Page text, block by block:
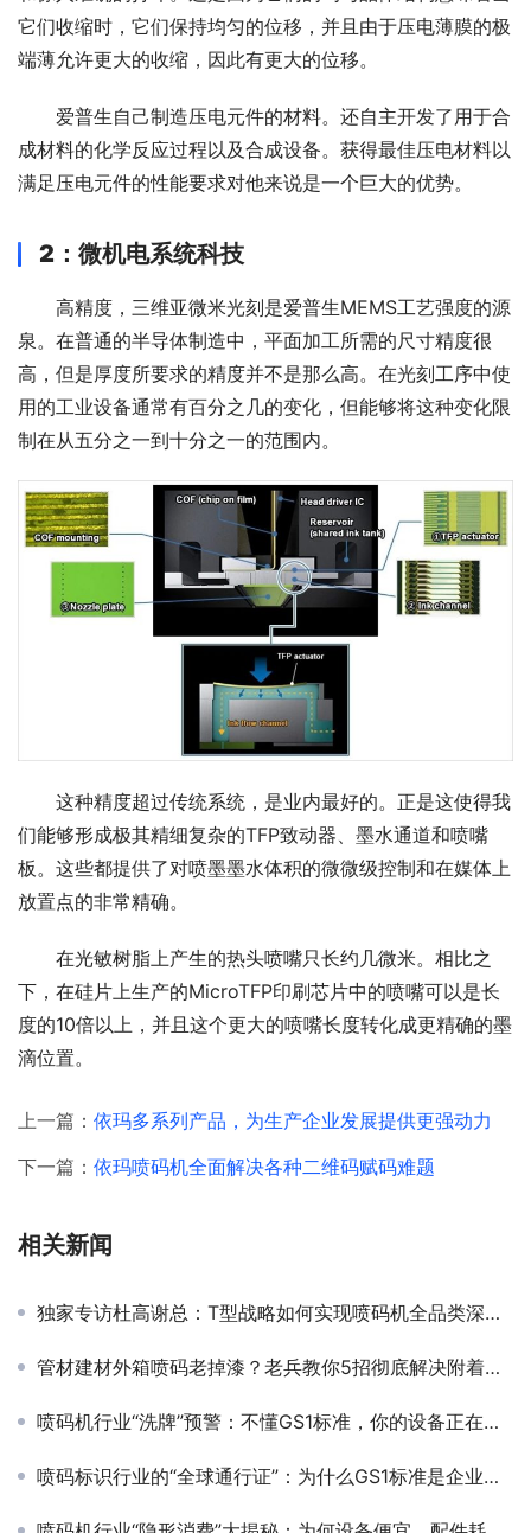
它们收缩时，它们保持均匀的位移，并且由于压电薄膜的极
端薄允许更大的收缩，因此有更大的位移。
爱普生自己制造压电元件的材料。还自主开发了用于合
成材料的化学反应过程以及合成设备。获得最佳压电材料以
满足压电元件的性能要求对他来说是一个巨大的优势。
2 ：微机电系统科技
高精度，三维亚微米光刻是爱普生MEMS工艺强度的源
泉。在普通的半导体制造中，平面加工所需的尺寸精度很
高，但是厚度所要求的精度并不是那么高。在光刻工序中使
用的工业设备通常有百分之几的变化，但能够将这种变化限
制在从五分之一到十分之一的范围内。
这种精度超过传统系统，是业内最好的。正是这使得我
们能够形成极其精细复杂的TFP致动器、墨水通道和喷嘴
板。这些都提供了对喷墨墨水体积的微微级控制和在媒体上
放置点的非常精确。
在光敏树脂上产生的热头喷嘴只长约几微米。相比之
下，在硅片上生产的MicroTFP印刷芯片中的喷嘴可以是长
度的10倍以上，并且这个更大的喷嘴长度转化成更精确的墨
滴位置。
上一篇： 依玛多系列产品，为生产企业发展提供更强动力
下一篇： 依玛喷码机全面解决各种二维码赋码难题
相关新闻
独家专访杜高谢总：T型战略如何实现喷码机全品类深度布局？
管材建材外箱喷码老掉漆？老兵教你5招彻底解决附着力难题！
喷码机行业“洗牌”预警：不懂GS1标准，你的设备正在失去核心竞争力！
喷码标识行业的“全球通行证”：为什么GS1标准是企业出海的关键？